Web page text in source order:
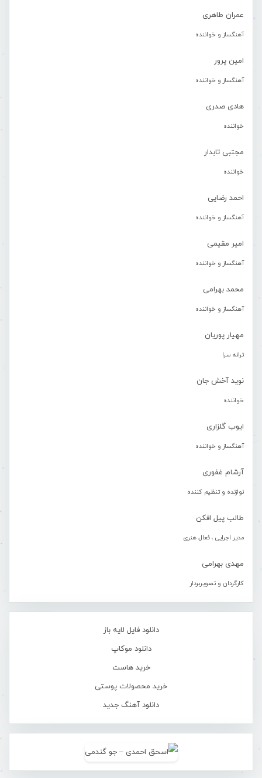
عمران طاهری
آهنگساز و خواننده
امین پرور
آهنگساز و خواننده
هادی صدری
خواننده
مجتبی تابدار
خواننده
احمد رضایی
آهنگساز و خواننده
امیر مقیمی
آهنگساز و خواننده
محمد بهرامی
آهنگساز و خواننده
مهیار پوریان
ترانه سرا
نوید آخش جان
خواننده
ایوب گلزاری
آهنگساز و خواننده
آرشام غفوری
نوازنده و تنظیم کننده
طالب پیل افکن
مدیر اجرایی ، فعال هنری
مهدی بهرامی
کارگردان و تصویربردار
دانلود فایل لایه باز
دانلود موکاپ
خرید هاست
خرید محصولات پوستی
دانلود آهنگ جدید